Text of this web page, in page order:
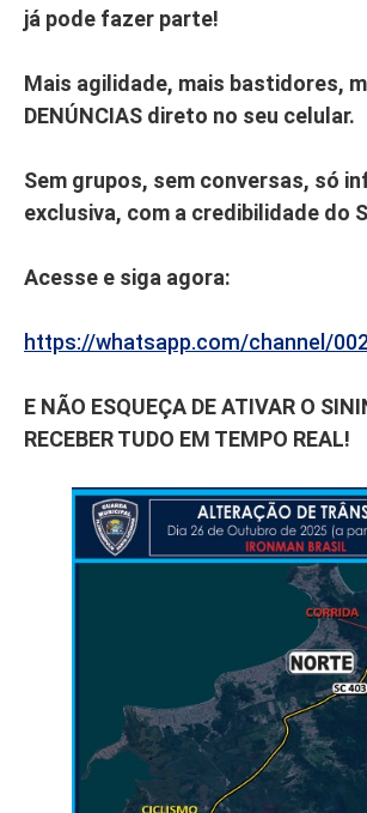
já pode fazer parte!
Mais agilidade, mais bastidores,
DENÚNCIAS direto no seu celular.
Sem grupos, sem conversas, só
exclusiva, com a credibilidade do
Acesse e siga agora:
https://whatsapp.com/channel/
E NÃO ESQUEÇA DE ATIVAR O
RECEBER TUDO EM TEMPO REAL!